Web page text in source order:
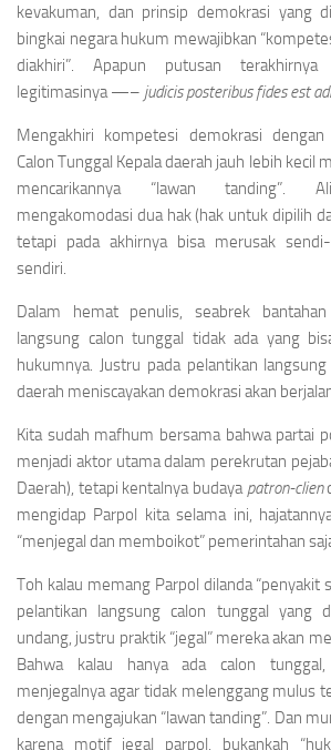
kevakuman, dan prinsip demokrasi yang
bingkai negara hukum mewajibkan
diakhiri”. Apapun putusan terakhirnya
legitimasinya —– judicis posteribus fides est
Mengakhiri kompetesi demokrasi
Calon Tunggal Kepala daerah jauh lebih kecil
mencarikannya “lawan tanding”.
mengakomodasi dua hak (hak untuk dipilih
tetapi pada akhirnya bisa merusak
sendiri.
Dalam hemat penulis, seabrek
langsung calon tunggal tidak ada yang
hukumnya. Justru pada pelantikan
daerah meniscayakan demokrasi akan
Kita sudah mafhum bersama bahwa partai
menjadi aktor utama dalam perekrutan
Daerah), tetapi kentalnya budaya patron-clien
mengidap Parpol kita selama ini,
“menjegal dan memboikot” pemerintahan
Toh kalau memang Parpol dilanda “penyakit
pelantikan langsung calon tunggal yang
undang, justru praktik “jegal” mereka akan
Bahwa kalau hanya ada calon
menjegalnya agar tidak melenggang mulus
dengan mengajukan “lawan tanding”. Dan
karena motif jegal parpol, bukankah